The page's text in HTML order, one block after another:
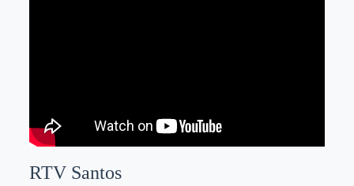
RTV Santos